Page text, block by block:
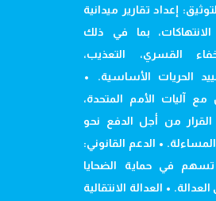
إعداد تقارير ميدانية
بما في ذلك
القسري، التعذيب،
الحريات الأساسية. •
مع آليات الأمم المتحدة،
القرار من أجل الدفع نحو
• الدعم القانوني:
تسهم في حماية الضحايا
• العدالة الانتقالية